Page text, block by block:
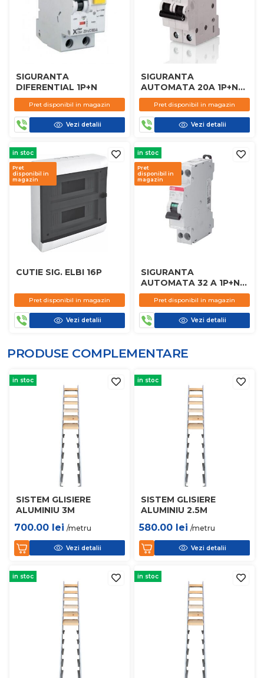
SIGURANTA
DIFERENTIAL 1P+N
Pret disponibil in magazin
Vezi detalii
SIGURANTA
AUTOMATA 20A 1P+N
MOEL
Pret disponibil in magazin
Vezi detalii
in stoc
Pret
disponibil in
magazin
CUTIE SIG. ELBI 16P
Pret disponibil in magazin
Vezi detalii
in stoc
Pret
disponibil in
magazin
SIGURANTA
AUTOMATA 32 A 1P+N
MOELLER
Pret disponibil in magazin
Vezi detalii
PRODUSE COMPLEMENTARE
in stoc
SISTEM GLISIERE
ALUMINIU 3M
700.00 lei /metru
Vezi detalii
in stoc
SISTEM GLISIERE
ALUMINIU 2.5M
580.00 lei /metru
Vezi detalii
in stoc in stoc